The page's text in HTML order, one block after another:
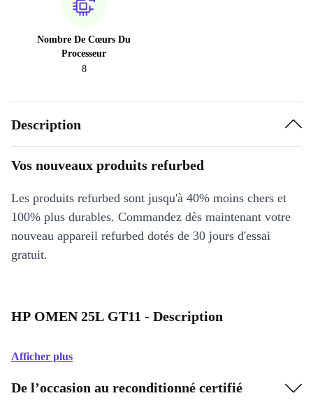
Nombre De Cœurs Du
Processeur
8
Description
Vos nouveaux produits refurbed
Les produits refurbed sont jusqu'à 40% moins chers et
100% plus durables. Commandez dès maintenant votre
nouveau appareil refurbed dotés de 30 jours d'essai
gratuit.
HP OMEN 25L GT11 - Description
Afficher plus
De l’occasion au reconditionné certifié